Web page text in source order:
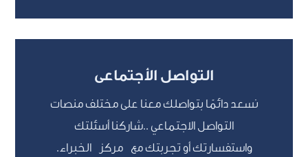
التواصل الأجتماعى
نسعد دائمًا بتواصلك معنا على مختلف منصات
التواصل الاجتماعي ..شاركنا أسئلتك
واستفسارتك أو تجربتك مع مركز الخبراء.